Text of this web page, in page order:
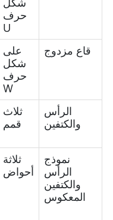
شكل
حرف
U
قاع مزدوج
على
شكل
حرف
W
الرأس
والكتفين
ثلاث
قمم
نموذج
الرأس
والكتفين
المعكوس
ثلاثة
أحواض